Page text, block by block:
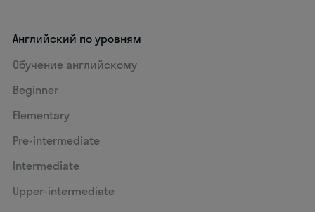
Английский по уровням
Обучение английскому
Beginner
Elementary
Pre-intermediate
Intermediate
Upper-intermediate